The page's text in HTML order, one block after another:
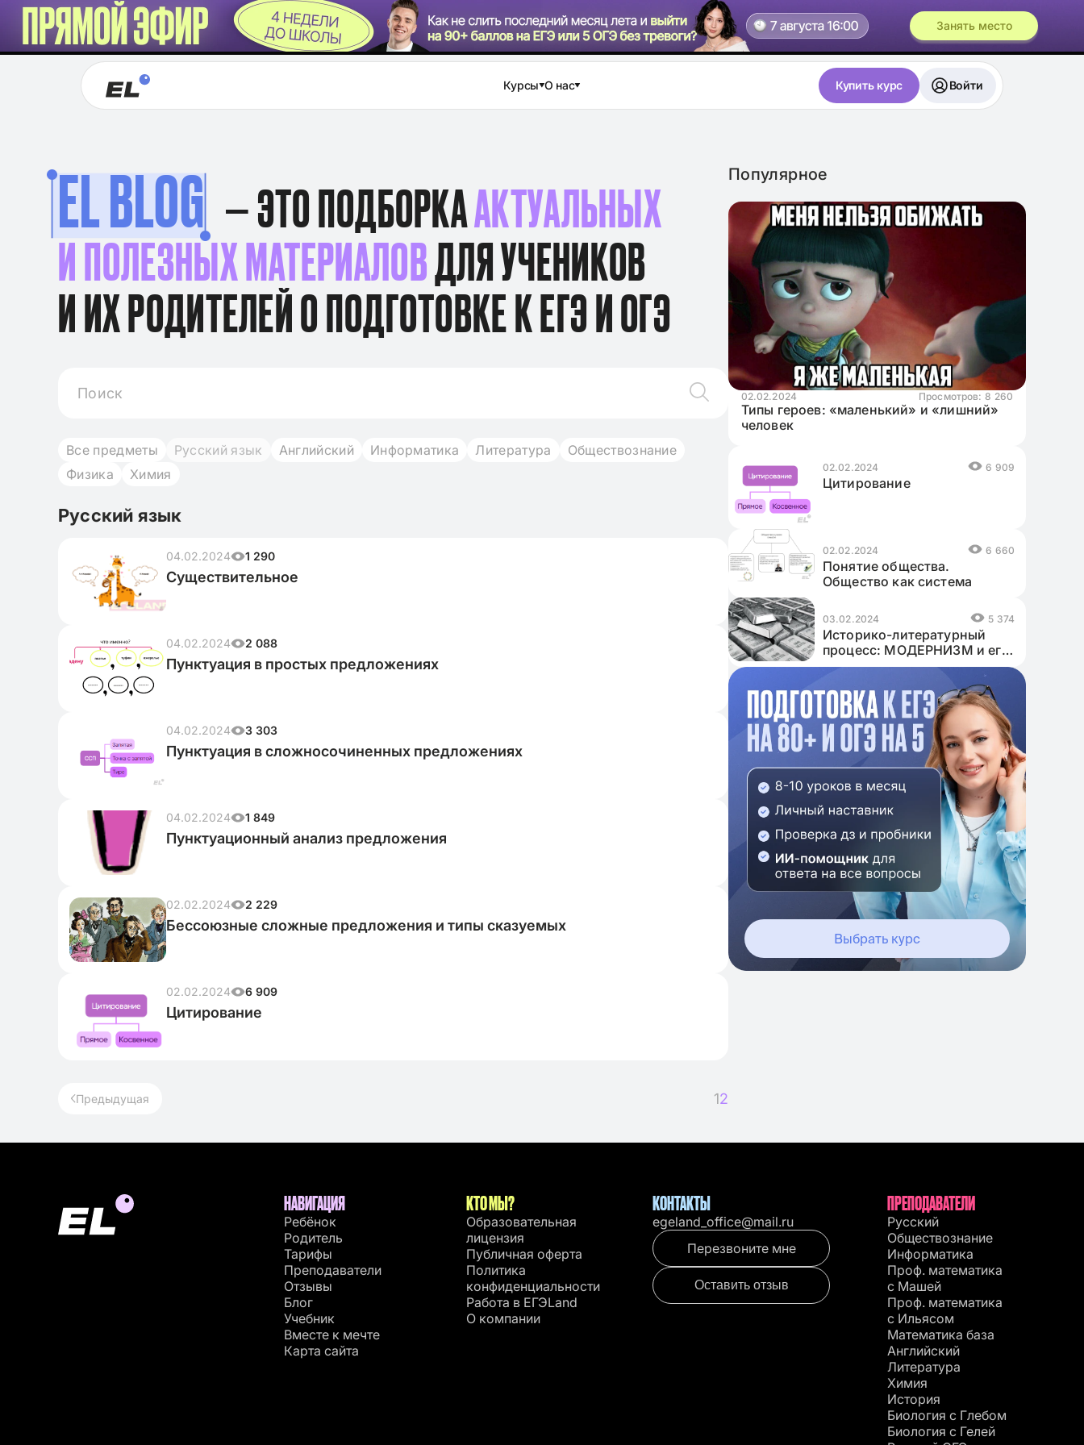
Занять место
Курсы О нас Купить курс Войти
EL BLOG — ЭТО ПОДБОРКААКТУАЛЬНЫХ
И ПОЛЕЗНЫХ МАТЕРИАЛОВДЛЯ УЧЕНИКОВ
И ИХ РОДИТЕЛЕЙ О ПОДГОТОВКЕ К ЕГЭ И ОГЭ
Все предметы Русский язык Английский Информатика Литература
Обществознание
Физика
Химия
Русский язык
04.02.2024 1 290
Существительное
04.02.2024 2 088
Пунктуация в простых предложениях
04.02.2024 3 303
Пунктуация в сложносочиненных предложениях
04.02.2024 1 849
Пунктуационный анализ предложения
02.02.2024 2 229
Бессоюзные сложные предложения и типы сказуемых
02.02.2024 6 909
Цитирование
Предыдущая 12
Популярное
02.02.2024 Просмотров: 8 260
Типы героев: «маленький» и «лишний»
человек
02.02.2024 6 909
Цитирование
02.02.2024 6 660
Понятие общества.
Общество как система
03.02.2024 5 374
Историко-литературный
процесс: МОДЕРНИЗМ и его
течения — Серебряный век
Выбрать курс
НАВИГАЦИЯ
Ребёнок
Родитель
Тарифы
Преподаватели
Отзывы
Блог
Учебник
Вместе к мечте
Карта сайта
КТО МЫ?
Образовательная
лицензия
Публичная оферта
Политика
конфиденциальности
Работа в EГЭLand
О компании
КОНТАКТЫ
egeland_office@mail.ru
Перезвоните мне
Оставить отзыв
ПРЕПОДАВАТЕЛИ
Русский
Обществознание
Информатика
Проф. математика
с Машей
Проф. математика
c Ильясом
Математика база
Английский
Литература
Химия
История
Биология с Глебом
Биология с Гелей